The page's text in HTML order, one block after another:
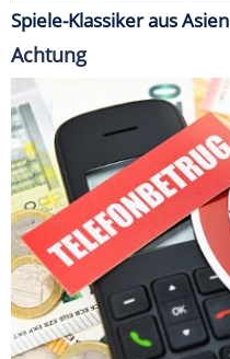
Spiele-Klassiker aus Asien
Achtung